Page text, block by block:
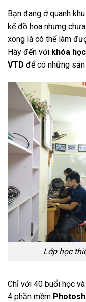
Bạn đang ở quanh
kế đồ họa nhưng
xong là có thể làm
Hãy đến với khóa
VTD để có những
Lớp học
Chỉ với 40 buổi học
4 phần mềm